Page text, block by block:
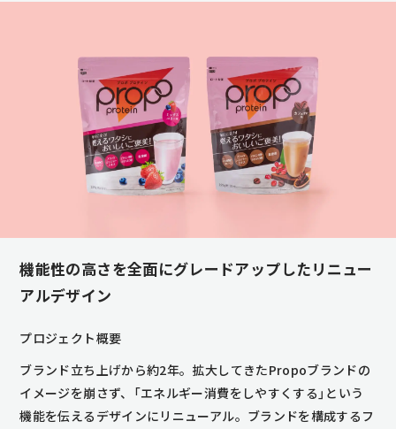
機能性の高さを全面にグレードアップしたリニュー
アルデザイン
プロジェクト概要
ブランド立ち上げから約2年。拡大してきたPropoブランドの
イメージを崩さず、「エネルギー消費をしやすくする」という
機能を伝えるデザインにリニューアル。ブランドを構成するフ